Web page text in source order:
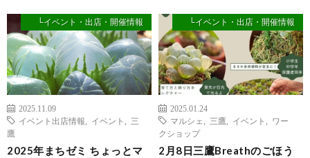
└イベント・出店・開催情報
2025.11.09
イベント出店情報
イベント
三
鷹
2025年まちゼミ ちょっとマ
└イベント・出店・開催情報
2025.01.24
マルシェ
三鷹 イベント
ワー
クショップ
2月8日三鷹Breathのごほう